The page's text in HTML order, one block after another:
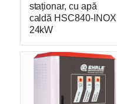
staționar, cu apă
caldă HSC840-INOX
24kW